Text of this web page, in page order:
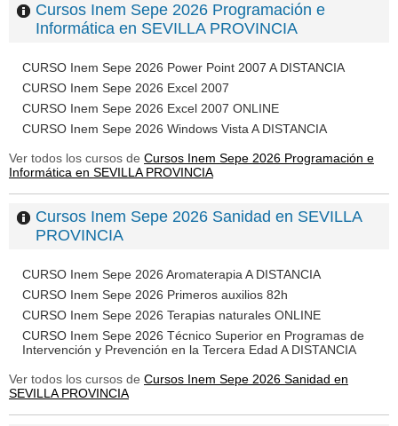
Cursos Inem Sepe 2026 Programación e
Informática en SEVILLA PROVINCIA
CURSO Inem Sepe 2026 Power Point 2007 A DISTANCIA
CURSO Inem Sepe 2026 Excel 2007
CURSO Inem Sepe 2026 Excel 2007 ONLINE
CURSO Inem Sepe 2026 Windows Vista A DISTANCIA
Ver todos los cursos de Cursos Inem Sepe 2026 Programación e
Informática en SEVILLA PROVINCIA
Cursos Inem Sepe 2026 Sanidad en SEVILLA
PROVINCIA
CURSO Inem Sepe 2026 Aromaterapia A DISTANCIA
CURSO Inem Sepe 2026 Primeros auxilios 82h
CURSO Inem Sepe 2026 Terapias naturales ONLINE
CURSO Inem Sepe 2026 Técnico Superior en Programas de
Intervención y Prevención en la Tercera Edad A DISTANCIA
Ver todos los cursos de Cursos Inem Sepe 2026 Sanidad en
SEVILLA PROVINCIA